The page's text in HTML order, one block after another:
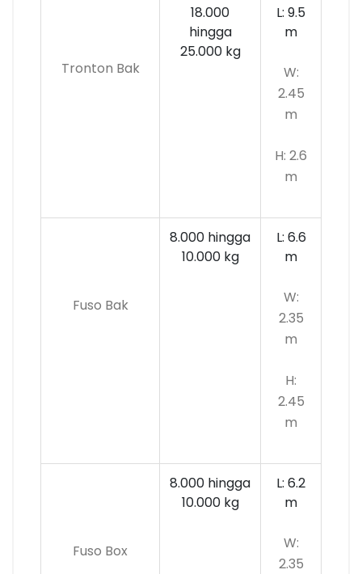
Tronton Bak
18.000
hingga
25.000 kg
L: 9.5
m
W:
2.45
m
H: 2.6
m
Fuso Bak
8.000 hingga
10.000kg
L: 6.6
m
W:
2.35
m
H:
2.45
m
Fuso Box
8.000 hingga
10.000 kg
L: 6.2
m
W:
2.35